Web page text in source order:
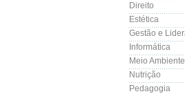
Direito
Estética
Gestão e
Informática
Meio Ambiente
Nutrição
Pedagogia